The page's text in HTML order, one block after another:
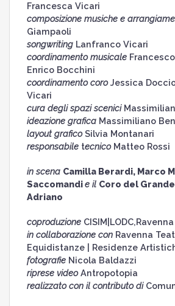
Francesca Vicari
composizione musiche e
Giampaoli
songwriting Lanfranco Vicari
coordinamento musicale
Enrico Bocchini
coordinamento coroJessica
Vicari
cura degli spazi scenici
ideazione grafica Massimiliano
layout graficoSilvia Montanari
responsabile tecnico Matteo Rossi
in scena Camilla Berardi, Marco
Saccomandie il Coro del
Adriano
coproduzione
in collaborazione con Ravenna
Equidistanze | Residenze
fotografie Nicola Baldazzi
riprese videoAntropotopia
realizzato con il contributo di